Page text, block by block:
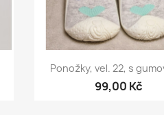
Rychlý náhled
Ponožky, vel. 22, s
99,00 Kč